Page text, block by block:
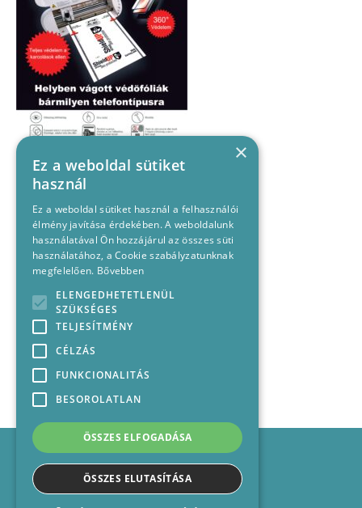
Impresszum
Médiajánlat
Felhasználási feltételek
×
Ez a weboldal sütiket
használ
Ez a weboldal sütiket használ a felhasználói
élmény javítása érdekében. A weboldalunk
használatával Ön hozzájárul az összes süti
használatához, a Cookie szabályzatunknak
megfelelően. Bővebben
ELENGEDHETETLENÜL
SZÜKSÉGES
TELJESÍTMÉNY
CÉLZÁS
FUNKCIONALITÁS
BESOROLATLAN
ÖSSZES ELFOGADÁSA
ÖSSZES ELUTASÍTÁSA